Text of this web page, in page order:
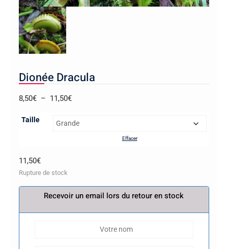
Dionée Dracula
8,50€ – 11,50€Plage
prix :
Taille
Effacer
11,50€
Rupture de stock
Recevoir un email lors du retour en stock